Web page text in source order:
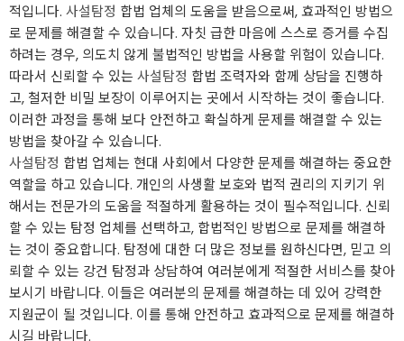
적입니다. 사설탐정 합법 업체의 도움을 받음으로써, 효과적인 방법으
로 문제를 해결할 수 있습니다. 자칫 급한 마음에 스스로 증거를 수집
하려는 경우, 의도치 않게 불법적인 방법을 사용할 위험이 있습니다.
따라서 신뢰할 수 있는 사설탐정 합법 조력자와 함께 상담을 진행하
고, 철저한 비밀 보장이 이루어지는 곳에서 시작하는 것이 좋습니다.
이러한 과정을 통해 보다 안전하고 확실하게 문제를 해결할 수 있는
방법을 찾아갈 수 있습니다.
사설탐정 합법 업체는 현대 사회에서 다양한 문제를 해결하는 중요한
역할을 하고 있습니다. 개인의 사생활 보호와 법적 권리의 지키기 위
해서는 전문가의 도움을 적절하게 활용하는 것이 필수적입니다. 신뢰
할 수 있는 탐정 업체를 선택하고, 합법적인 방법으로 문제를 해결하
는 것이 중요합니다. 탐정에 대한 더 많은 정보를 원하신다면, 믿고 의
뢰할 수 있는 강건 탐정과 상담하여 여러분에게 적절한 서비스를 찾아
보시기 바랍니다. 이들은 여러분의 문제를 해결하는 데 있어 강력한
지원군이 될 것입니다. 이를 통해 안전하고 효과적으로 문제를 해결하
시길 바랍니다.